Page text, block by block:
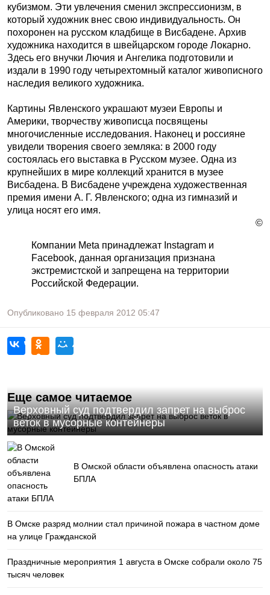
кубизмом. Эти увлечения сменил экспрессионизм, в
который художник внес свою индивидуальность. Он
похоронен на русском кладбище в Висбадене. Архив
художника находится в швейцарском городе Локарно.
Здесь его внучки Лючия и Ангелика подготовили и
издали в 1990 году четырехтомный каталог живописного
наследия великого художника.
Картины Явленского украшают музеи Европы и
Америки, творчеству живописца посвящены
многочисленные исследования. Наконец и россияне
увидели творения своего земляка: в 2000 году
состоялась его выставка в Русском музее. Одна из
крупнейших в мире коллекций хранится в музее
Висбадена. В Висбадене учреждена художественная
премия имени А. Г. Явленского; одна из гимназий и
улица носят его имя.
©
Компании Meta принадлежат Instagram и
Facebook, данная организация признана
экстремистской и запрещена на территории
Российской Федерации.
Опубликовано 15 февраля 2012 05:47
Еще самое читаемое
Верховный суд подтвердил запрет на выброс
веток в мусорные контейнеры
В Омской области объявлена опасность атаки
БПЛА
В Омске разряд молнии стал причиной пожара в частном доме
на улице Гражданской
Праздничные мероприятия 1 августа в Омске собрали около 75
тысяч человек